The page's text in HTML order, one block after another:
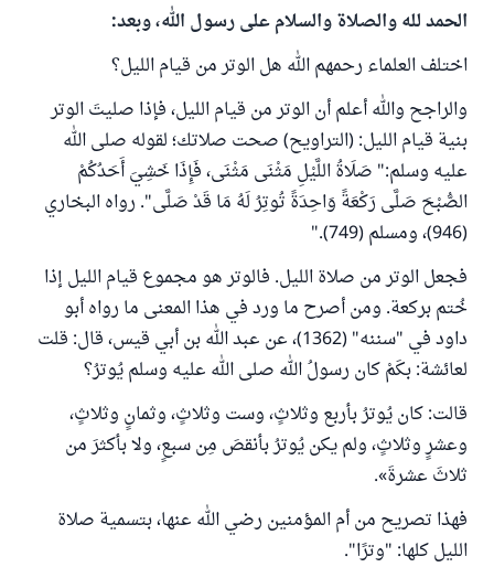
الحمد لله والصلاة والسلام على رسول الله، وبعد:
اختلف العلماء رحمهم الله هل الوتر من قيام الليل؟
والراجح والله أعلم أن الوتر من قيام الليل، فإذا صليتَ الوتر
بنية قيام الليل: (التراويح) صحت صلاتك؛ لقوله صلى الله
عليه وسلم:" صَلَاةُ اللَّيْلِ مَثْنَى مَثْنَى، فَإِذَا خَشِيَ أَحَدُكُمْ
الصُّبْحَ صَلَّى رَكْعَةً وَاحِدَةً تُوتِرُ لَهُ مَا قَدْ صَلَّى". رواه البخاري
(946)، ومسلم (749)."
فجعل الوتر من صلاة الليل. فالوتر هو مجموع قيام الليل إذا
خُتم بركعة. ومن أصرح ما ورد في هذا المعنى ما رواه أبو
داود في "سننه" (1362)، عن عبد الله بن أبي قيس، قال: قلت
لعائشة: بكَمْ كان رسولُ الله صلى الله عليه وسلم يُوترُ؟
قالت: كان يُوترُ بأربع وثلاثٍ، وست وثلاثٍ، وثمانٍ وثلاثٍ،
وعشرٍ وثلاثٍ، ولم يكن ‌يُوترُ ‌بأنقصَ مِن سبعٍ، ولا بأكثرَ من
ثلاثَ عشرةَ».
فهذا تصريح من أم المؤمنين رضي الله عنها، بتسمية صلاة
الليل كلها: "وترًا".